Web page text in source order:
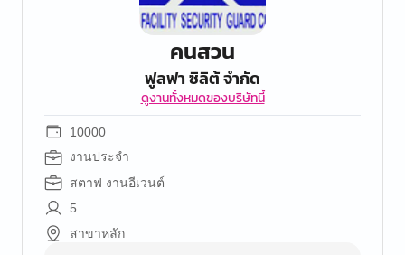
คนสวน
ฟูลฟา ซิลิต้ จำกัด
ดูงานทั้งหมดของบริษัทนี้
10000
งานประจำ
สตาฟ งานอีเวนต์
5
สาขาหลัก